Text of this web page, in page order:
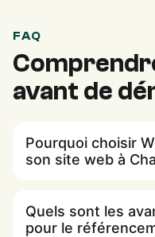
FAQ
avant de
Pourquoi choisir
son site web à
Quels sont les
pour le